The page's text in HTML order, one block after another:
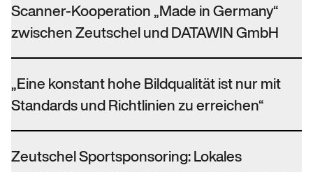
Scanner-Kooperation „Made in Germany“
zwischen Zeutschel und DATAWIN GmbH
„Eine konstant hohe Bildqualität ist nur mit
Standards und Richtlinien zu erreichen“
Zeutschel Sportsponsoring: Lokales